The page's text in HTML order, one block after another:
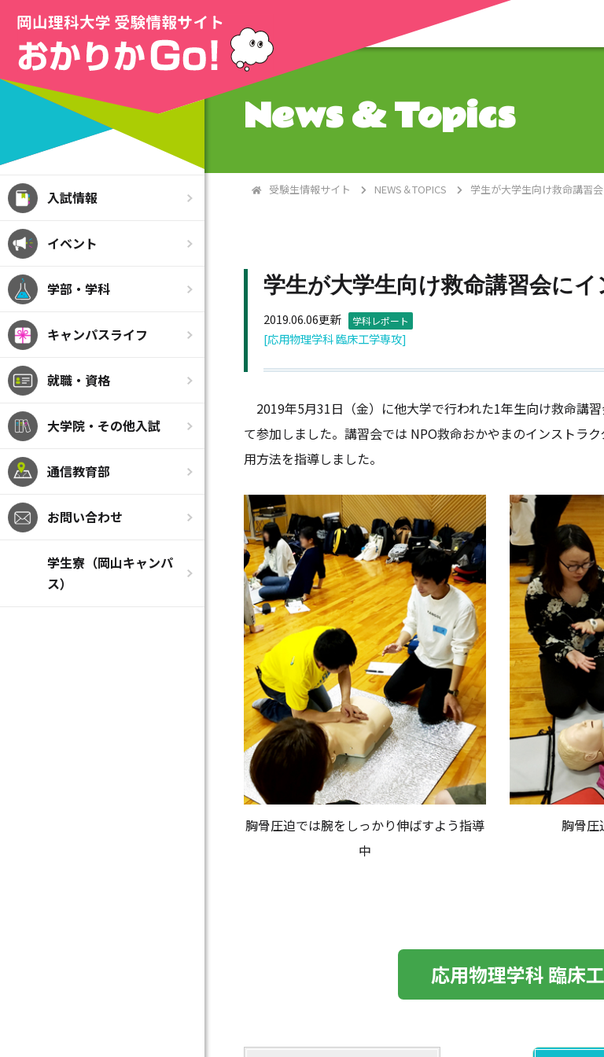
入試情報
イベント
学部・学科
キャンパスライフ
就職・資格
大学院・その他入試
通信教育部
お問い合わせ
学生寮（岡山キャンパ
ス）
News & Topics
受験生情報サイト NEWS＆TOPICS 学生が大学生向け救命講習
学生が大学生向け救命講習会に
2019.06.06更新 学科レポート
[応用物理学科 臨床工学専攻]
2019年5月31日（金）に他大学で行われた1年生向け救命講
て参加しました。講習会では NPO救命おかやまのインストラ
用方法を指導しました。
胸骨圧迫では腕をしっかり伸ばすよう指導
中
胸骨圧
応用物理学科 臨床